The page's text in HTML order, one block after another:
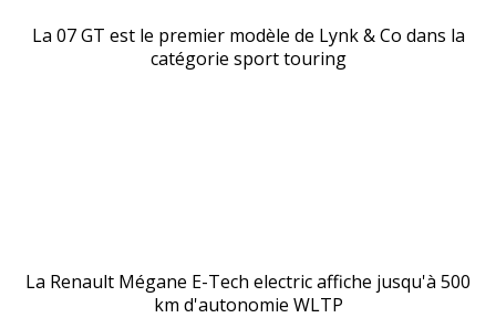
La 07 GT est le premier modèle de Lynk & Co dans la
catégorie sport touring
La Renault Mégane E-Tech electric affiche jusqu'à 500
km d'autonomie WLTP